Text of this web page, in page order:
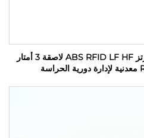
علامة رمزية دائرية 125 كيلو هرتز ABS RFID LF HF لاصقة 3 أمتار